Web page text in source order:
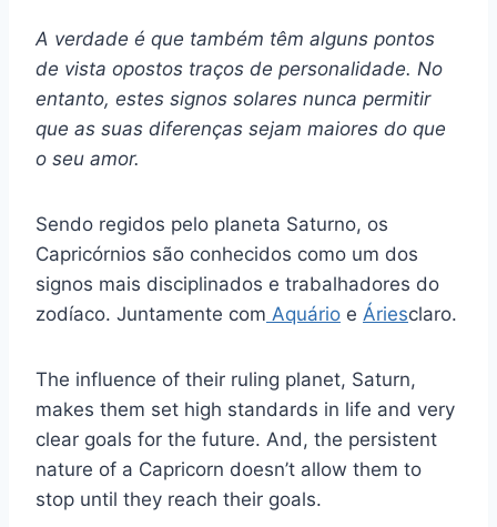
A verdade é que também têm alguns pontos
de vista opostos traços de personalidade. No
entanto, estes signos solares nunca permitir
que as suas diferenças sejam maiores do que
o seu amor.
Sendo regidos pelo planeta Saturno, os
Capricórnios são conhecidos como um dos
signos mais disciplinados e trabalhadores do
zodíaco. Juntamente com Aquário e Áriesclaro.
The influence of their ruling planet, Saturn,
makes them set high standards in life and very
clear goals for the future. And, the persistent
nature of a Capricorn doesn’t allow them to
stop until they reach their goals.